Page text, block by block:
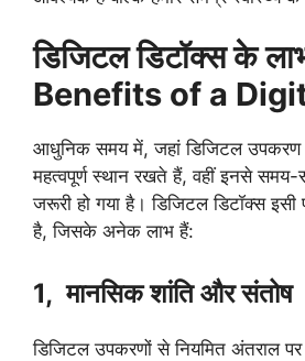
डिजिटल डिटॉक्स के
Benefits of a
आधुनिक समय में, जहां डिजिटल उपकरण
महत्वपूर्ण स्थान रखते हैं, वहीं इनसे समय-
जरूरी हो गया है। डिजिटल डिटॉक्स इसी
है, जिसके अनेक लाभ हैं:
1,मानसिक शांति और संतोष
डिजिटल उपकरणों से नियमित अंतराल